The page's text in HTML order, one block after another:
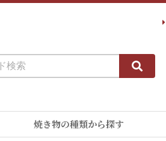
焼き物の種類から探す